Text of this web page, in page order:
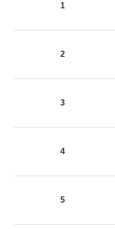
1
2
3
4
5